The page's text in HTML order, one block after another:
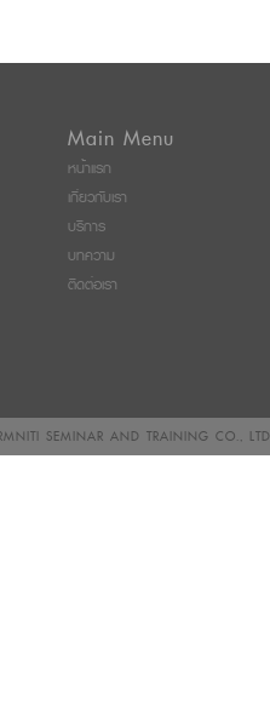
Main Menu
หน้าแรก
เกี่ยวกับเรา
บริการ
บทความ
ติดต่อเรา
SEMINAR AND TRAINING CO., LTD